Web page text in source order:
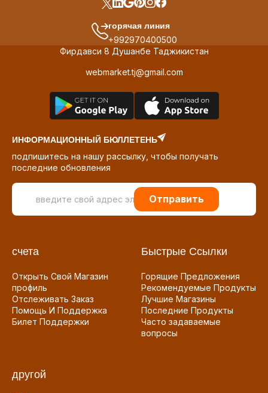
горячая линия
+992970400500
Фирдавси 8 Душанбе Таджикистан
webmarket.tj@gmail.com
ИНФОРМАЦИОННЫЙ БЮЛЛЕТЕНЬ
подпишитесь на нашу рассылку, чтобы получать
последние обновления
Отправить
счета
Открыть Свой Магазин
профиль
Отслеживать Заказ
Помощь И Поддержка
Билет Поддержки
Быстрые Ссылки
Горящие Предложения
Рекомендуемые Продукты
Лучшие Магазины
Последние Продукты
Часто задаваемые
вопросы
другой